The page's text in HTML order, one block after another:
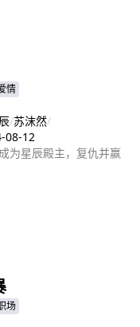
情
/苏沫然/
08-12
为星辰殿主，复仇并赢
场